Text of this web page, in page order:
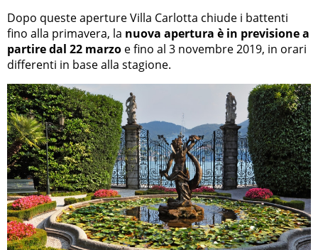
Dopo queste aperture Villa Carlotta chiude i battenti
fino alla primavera, la nuova apertura è in previsione a
partire dal 22 marzo e fino al 3 novembre 2019, in orari
differenti in base alla stagione.